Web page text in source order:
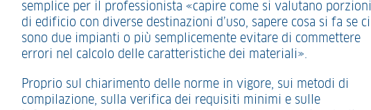
semplice per il professionista «capire come si valutano porzioni
di edificio con diverse destinazioni d’uso, sapere cosa si fa se ci
sono due impianti o più semplicemente evitare di commettere
errori nel calcolo delle caratteristiche dei materiali».
Proprio sul chiarimento delle norme in vigore, sui metodi di
compilazione, sulla verifica dei requisiti minimi e sulle